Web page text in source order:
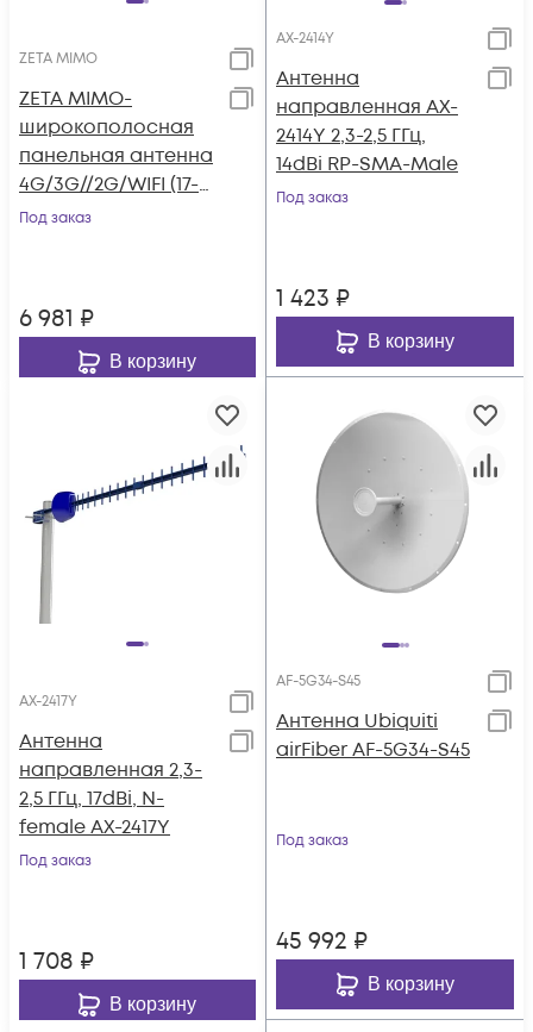
ZETA MIMO
ZETA MIMO-
широкополосная
панельная антенна
4G/3G//2G/WIFI (17-
20dBi)
Под заказ
6 981 ₽
В корзину
AX-2414Y
Антенна
направленная AX-
2414Y 2,3-2,5 ГГц,
14dBi RP-SMA-Male
Под заказ
1 423 ₽
В корзину
AX-2417Y
Антенна
направленная 2,3-
2,5 ГГц, 17dBi, N-
female AX-2417Y
Под заказ
1 708 ₽
В корзину
AF-5G34-S45
Антенна Ubiquiti
airFiber AF-5G34-S45
Под заказ
45 992 ₽
В корзину